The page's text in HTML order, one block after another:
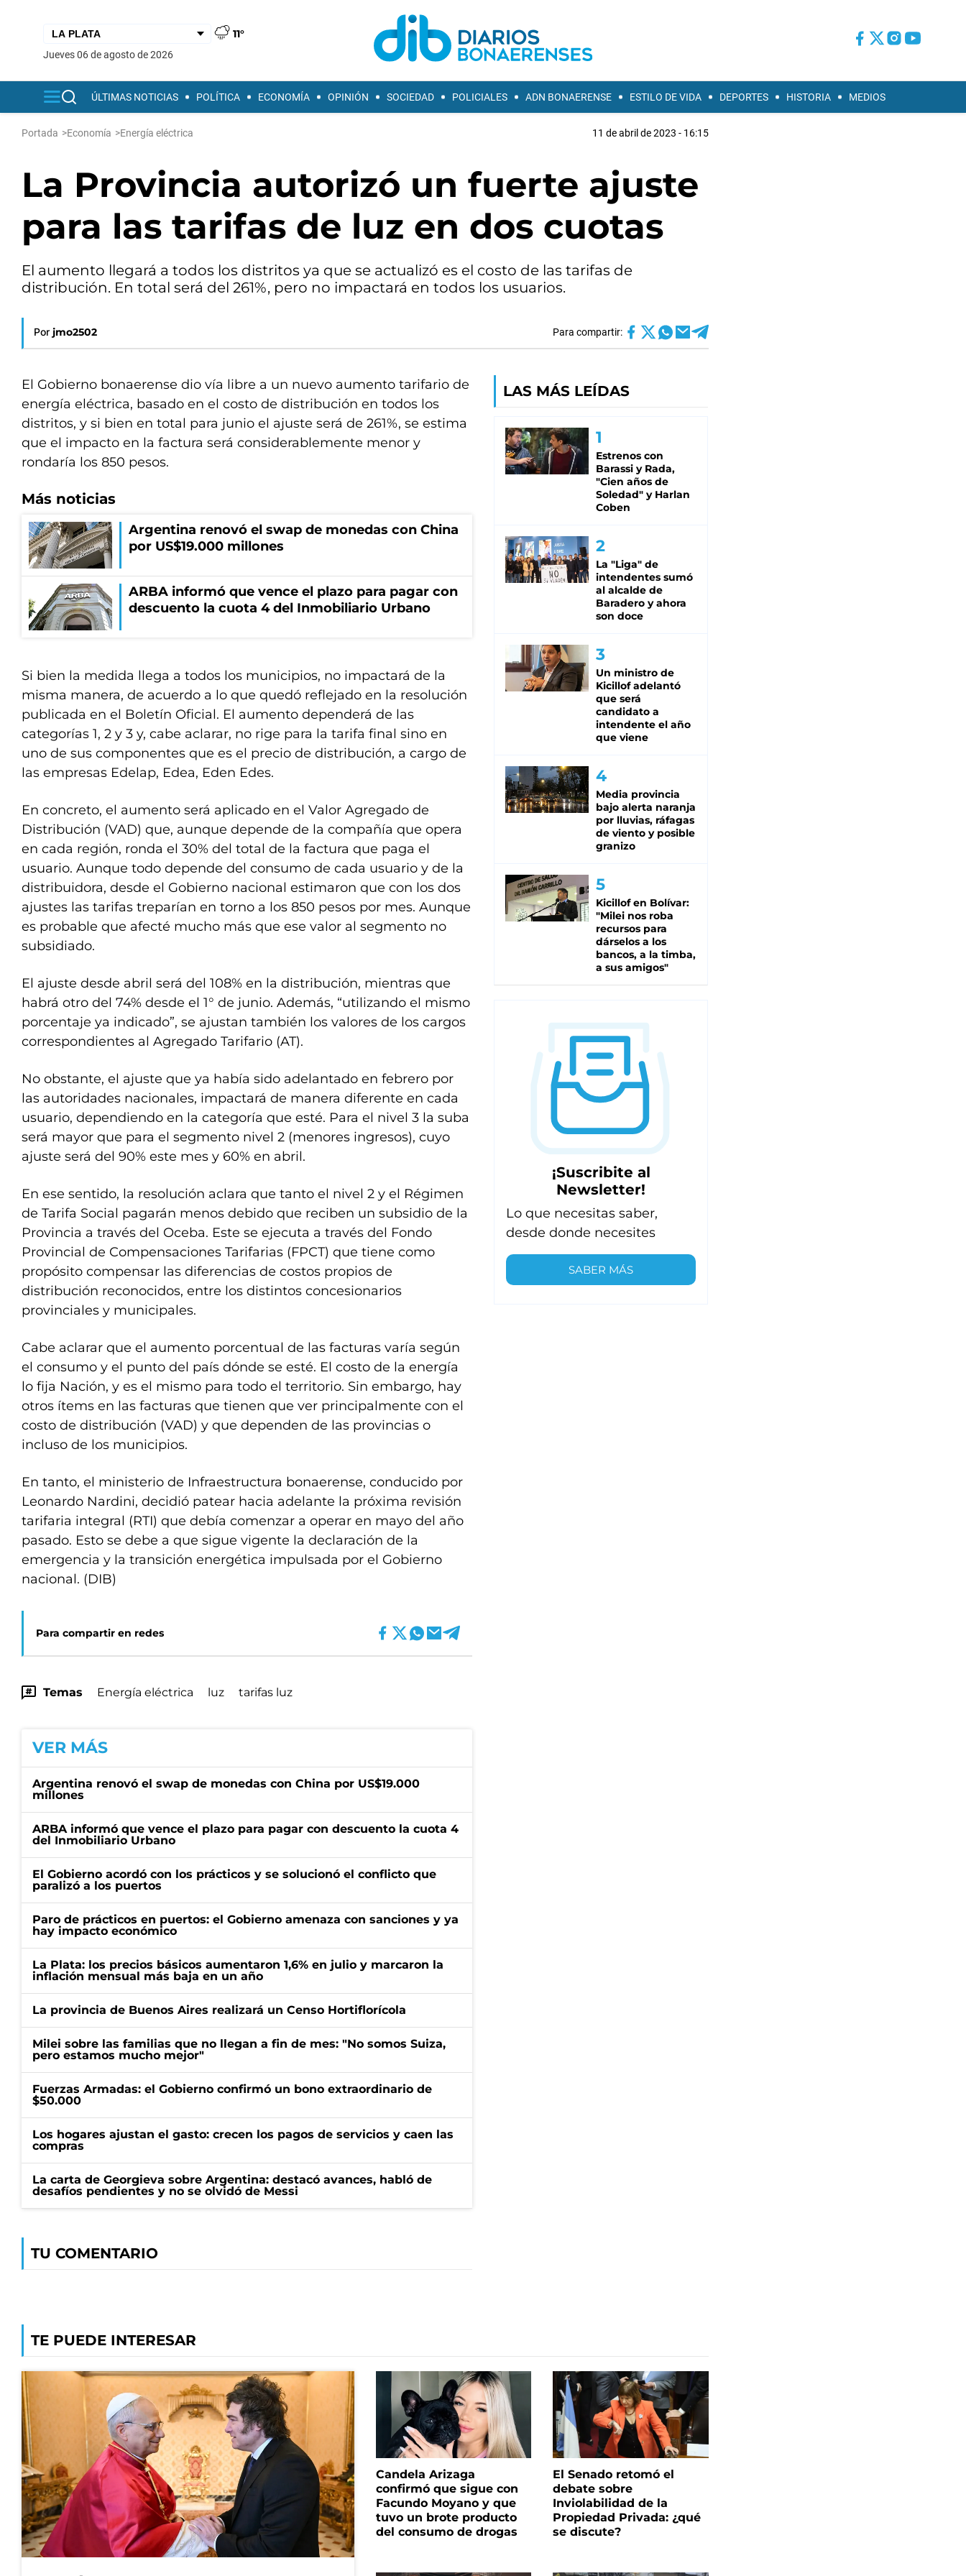
11°
jueves 06 de agosto de 2026
ÚLTIMAS NOTICIAS POLÍTICA ECONOMÍA OPINIÓN SOCIEDAD POLICIALES ADN BONAERENSE ESTILO DE VIDA DEPORTES HISTORIA MEDIOS
Portada >Economía >Energía eléctrica 11 de abril de 2023 - 16:15
La Provincia autorizó un fuerte ajuste
para las tarifas de luz en dos cuotas
El aumento llegará a todos los distritos ya que se actualizó es el costo de las tarifas de
distribución. En total será del 261%, pero no impactará en todos los usuarios.
Por jmo2502 Para compartir:
El Gobierno bonaerense dio vía libre a un nuevo aumento tarifario de
energía eléctrica, basado en el costo de distribución en todos los
distritos, y si bien en total para junio el ajuste será de 261%, se estima
que el impacto en la factura será considerablemente menor y
rondaría los 850 pesos.
Más noticias
Argentina renovó el swap de monedas con China
por US$19.000 millones
ARBA informó que vence el plazo para pagar con
descuento la cuota 4 del Inmobiliario Urbano
Si bien la medida llega a todos los municipios, no impactará de la
misma manera, de acuerdo a lo que quedó reflejado en la resolución
publicada en el Boletín Oficial. El aumento dependerá de las
categorías 1, 2 y 3 y, cabe aclarar, no rige para la tarifa final sino en
uno de sus componentes que es el precio de distribución, a cargo de
las empresas Edelap, Edea, Eden Edes.
En concreto, el aumento será aplicado en el Valor Agregado de
Distribución (VAD) que, aunque depende de la compañía que opera
en cada región, ronda el 30% del total de la factura que paga el
usuario. Aunque todo depende del consumo de cada usuario y de la
distribuidora, desde el Gobierno nacional estimaron que con los dos
ajustes las tarifas treparían en torno a los 850 pesos por mes. Aunque
es probable que afecté mucho más que ese valor al segmento no
subsidiado.
El ajuste desde abril será del 108% en la distribución, mientras que
habrá otro del 74% desde el 1° de junio. Además, “utilizando el mismo
porcentaje ya indicado”, se ajustan también los valores de los cargos
correspondientes al Agregado Tarifario (AT).
No obstante, el ajuste que ya había sido adelantado en febrero por
las autoridades nacionales, impactará de manera diferente en cada
usuario, dependiendo en la categoría que esté. Para el nivel 3 la suba
será mayor que para el segmento nivel 2 (menores ingresos), cuyo
ajuste será del 90% este mes y 60% en abril.
En ese sentido, la resolución aclara que tanto el nivel 2 y el Régimen
de Tarifa Social pagarán menos debido que reciben un subsidio de la
Provincia a través del Oceba. Este se ejecuta a través del Fondo
Provincial de Compensaciones Tarifarias (FPCT) que tiene como
propósito compensar las diferencias de costos propios de
distribución reconocidos, entre los distintos concesionarios
provinciales y municipales.
Cabe aclarar que el aumento porcentual de las facturas varía según
el consumo y el punto del país dónde se esté. El costo de la energía
lo fija Nación, y es el mismo para todo el territorio. Sin embargo, hay
otros ítems en las facturas que tienen que ver principalmente con el
costo de distribución (VAD) y que dependen de las provincias o
incluso de los municipios.
En tanto, el ministerio de Infraestructura bonaerense, conducido por
Leonardo Nardini, decidió patear hacia adelante la próxima revisión
tarifaria integral (RTI) que debía comenzar a operar en mayo del año
pasado. Esto se debe a que sigue vigente la declaración de la
emergencia y la transición energética impulsada por el Gobierno
nacional. (DIB)
Para compartir en redes
Temas Energía eléctrica luz tarifas luz
VER MÁS
Argentina renovó el swap de monedas con China por US$19.000
millones
ARBA informó que vence el plazo para pagar con descuento la cuota 4
del Inmobiliario Urbano
El Gobierno acordó con los prácticos y se solucionó el conflicto que
paralizó a los puertos
Paro de prácticos en puertos: el Gobierno amenaza con sanciones y ya
hay impacto económico
La Plata: los precios básicos aumentaron 1,6% en julio y marcaron la
inflación mensual más baja en un año
La provincia de Buenos Aires realizará un Censo Hortiflorícola
Milei sobre las familias que no llegan a fin de mes: "No somos Suiza,
pero estamos mucho mejor"
Fuerzas Armadas: el Gobierno confirmó un bono extraordinario de
$50.000
Los hogares ajustan el gasto: crecen los pagos de servicios y caen las
compras
La carta de Georgieva sobre Argentina: destacó avances, habló de
desafíos pendientes y no se olvidó de Messi
TU COMENTARIO
LAS MÁS LEÍDAS
Estrenos con
Barassi y Rada,
"Cien años de
Soledad" y Harlan
Coben
La "Liga" de
intendentes sumó
al alcalde de
Baradero y ahora
son doce
Un ministro de
Kicillof adelantó
que será
candidato a
intendente el año
que viene
Media provincia
bajo alerta naranja
por lluvias, ráfagas
de viento y posible
granizo
Kicillof en Bolívar:
"Milei nos roba
recursos para
dárselos a los
bancos, a la timba,
a sus amigos"
¡Suscribite al
Newsletter!
Lo que necesitas saber,
desde donde necesites
SABER MÁS
TE PUEDE INTERESAR
Candela Arizaga
confirmó que sigue con
Facundo Moyano y que
tuvo un brote producto
del consumo de drogas
El Senado retomó el
debate sobre
Inviolabilidad de la
Propiedad Privada: ¿qué
se discute?